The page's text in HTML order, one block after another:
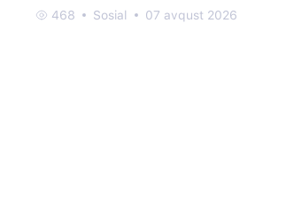
468 Sosial 07 avqust 2026